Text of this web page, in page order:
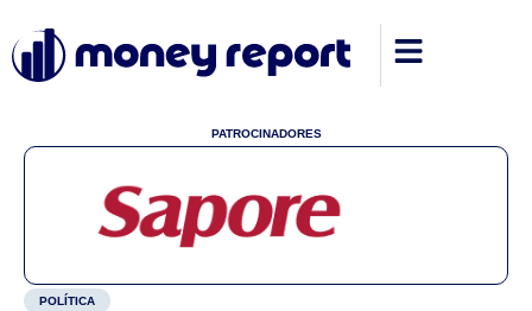
PATROCINADORES
POLÍTICA